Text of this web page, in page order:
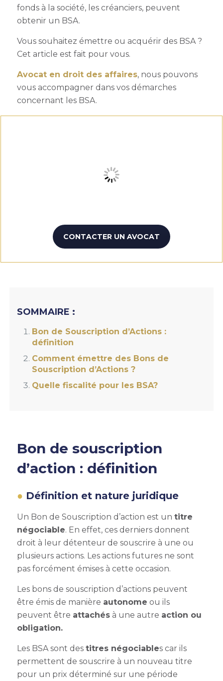
fonds à la société, les créanciers, peuvent
obtenir un BSA.
Vous souhaitez émettre ou acquérir des BSA ?
Cet article est fait pour vous.
Avocat en droit des affaires, nous pouvons
vous accompagner dans vos démarches
concernant les BSA.
CONTACTER UN AVOCAT
SOMMAIRE :
Bon de Souscription d’Actions :
définition
Comment émettre des Bons de
Souscription d’Actions ?
Quelle fiscalité pour les BSA?
Bon de souscription
d’action : définition
Définition et nature juridique
Un Bon de Souscription d’action est un titre
négociable. En effet, ces derniers donnent
droit à leur détenteur de souscrire à une ou
plusieurs actions. Les actions futures ne sont
pas forcément émises à cette occasion.
Les bons de souscription d’actions peuvent
être émis de manière autonome ou ils
peuvent être attachésà une autre action ou
obligation.
Les BSA sont des titres négociables car ils
permettent de souscrire à un nouveau titre
pour un prix déterminé sur une période